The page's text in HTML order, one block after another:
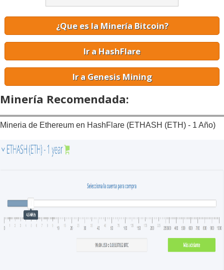
¿Que es la Minería Bitcoin?
Ir a HashFlare
Ir a Genesis Mining
Minería Recomendada:
Mineria de Ethereum en HashFlare (ETHASH (ETH) - 1 Año)